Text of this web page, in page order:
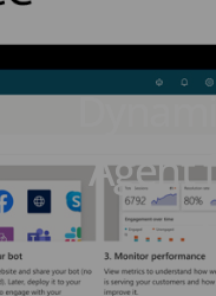
Agent